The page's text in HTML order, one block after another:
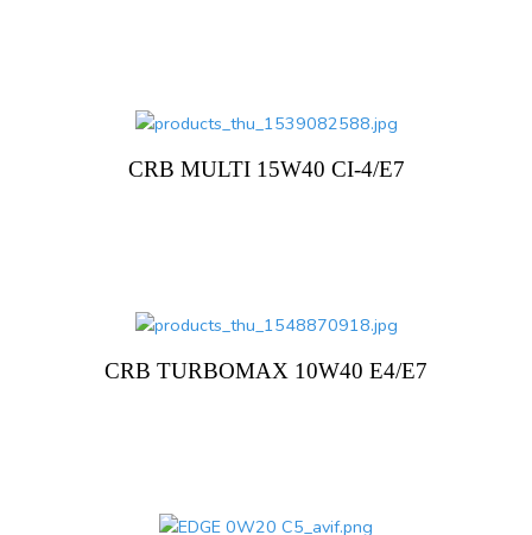
CRB MULTI 15W40 CI-4/E7
CRB TURBOMAX 10W40 E4/E7